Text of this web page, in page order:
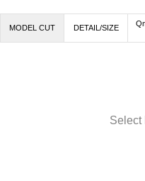
MODEL CUT DETAIL/SIZE
Select